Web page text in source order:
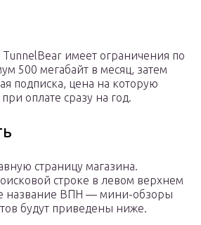
TunnelBear имеет ограничения по
500 мегабайт в месяц, затем
подписка, цена на которую
оплате сразу на год.
страницу магазина.
строке в левом верхнем
название ВПН — мини-обзоры
будут приведены ниже.